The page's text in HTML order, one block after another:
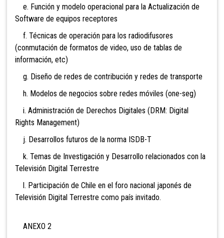
e. Función y modelo operacional para la Actualización de
Software de equipos receptores
f. Técnicas de operación para los radiodifusores
(conmutación de formatos de video, uso de tablas de
información, etc)
g. Diseño de redes de contribución y redes de transporte
h. Modelos de negocios sobre redes móviles (one-seg)
i. Administración de Derechos Digitales (DRM: Digital
Rights Management)
j. Desarrollos futuros de la norma ISDB-T
k. Temas de Investigación y Desarrollo relacionados con la
Televisión Digital Terrestre
l. Participación de Chile en el foro nacional japonés de
Televisión Digital Terrestre como país invitado.
ANEXO 2